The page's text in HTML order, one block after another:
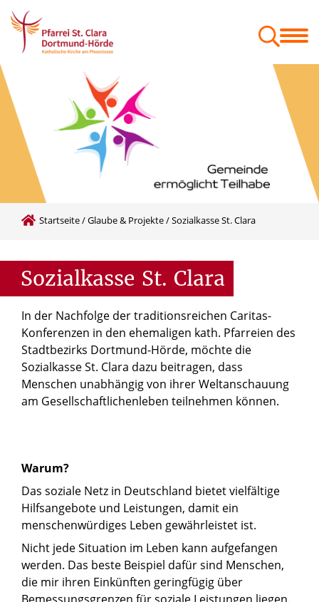
Startseite/Glaube & Projekte/Sozialkasse St. Clara
Sozialkasse St. Clara
In der Nachfolge der traditionsreichen Caritas-
Konferenzen in den ehemaligen kath. Pfarreien des
Stadtbezirks Dortmund-Hörde, möchte die
Sozialkasse St. Clara dazu beitragen, dass
Menschen unabhängig von ihrer Weltanschauung
am Gesellschaftlichenleben teilnehmen können.
Warum?
Das soziale Netz in Deutschland bietet vielfältige
Hilfsangebote und Leistungen, damit ein
menschenwürdiges Leben gewährleistet ist.
Nicht jede Situation im Leben kann aufgefangen
werden. Das beste Beispiel dafür sind Menschen,
die mir ihren Einkünften geringfügig über